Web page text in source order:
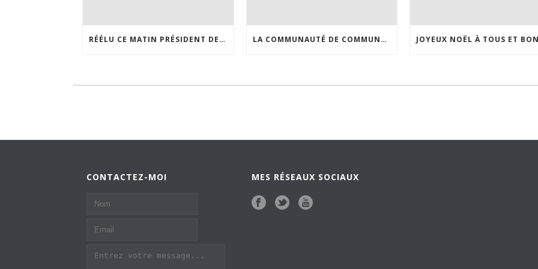
RÉÉLU CE MATIN PRÉSIDENT DE LA CCPFY LA COMMUNAUTÉ DE COMMUNES DES PLAINES ET FORÊTS D’YVELINE VOUS ADRESSE SES MEILLEURS VOEUX !
CONTACTEZ-MOI MES RÉSEAUX SOCIAUX